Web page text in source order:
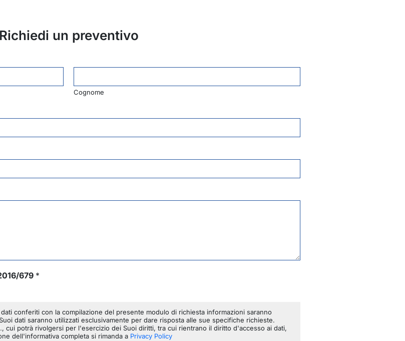
Richiedi un preventivo
Cognome
679 *
conferiti con la compilazione del presente modulo di richiesta informazioni saranno
dati saranno utilizzati esclusivamente per dare risposta alle sue specifiche richieste.
cui potrà rivolgersi per l'esercizio dei Suoi diritti, tra cui rientrano il diritto d'accesso ai dati,
dell'informativa completa si rimanda a Privacy Policy